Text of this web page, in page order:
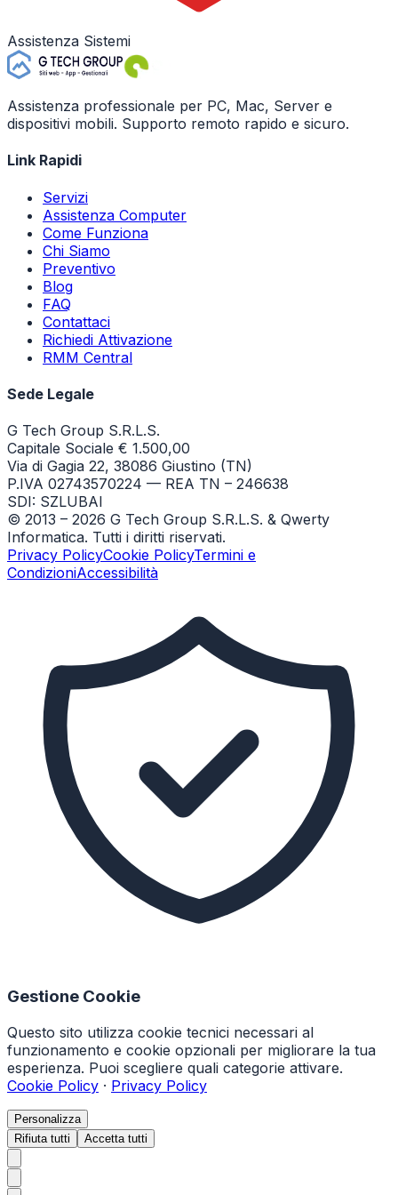
Assistenza Sistemi
Assistenza professionale per PC, Mac, Server e
dispositivi mobili. Supporto remoto rapido e sicuro.
Link Rapidi
Servizi
Assistenza Computer
Come Funziona
Chi Siamo
Preventivo
Blog
FAQ
Contattaci
Richiedi Attivazione
RMM Central
Sede Legale
G Tech Group S.R.L.S.
Capitale Sociale € 1.500,00
Via di Gagia 22, 38086 Giustino (TN)
P.IVA 02743570224 — REA TN – 246638
SDI: SZLUBAI
© 2013 – 2026 G Tech Group S.R.L.S. & Qwerty
Informatica. Tutti i diritti riservati.
Privacy PolicyCookie PolicyTermini e
CondizioniAccessibilità
Gestione Cookie
Questo sito utilizza cookie tecnici necessari al
funzionamento e cookie opzionali per migliorare la tua
esperienza. Puoi scegliere quali categorie attivare.
Cookie Policy · Privacy Policy
Personalizza
Rifiuta tutti
Accetta tutti